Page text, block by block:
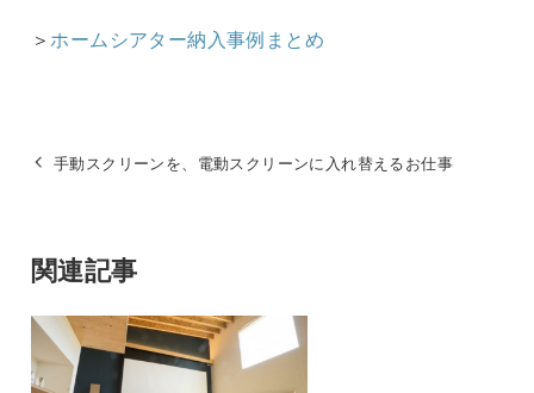
＞ホームシアター納入事例まとめ
手動スクリーンを、電動スクリーンに入れ替えるお仕事
関連記事